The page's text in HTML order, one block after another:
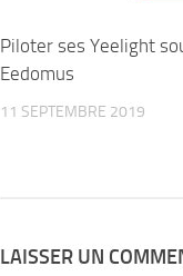
Piloter ses Yeelight
Eedomus
11 SEPTEMBRE 2019
LAISSER UN